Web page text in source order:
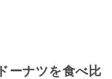
ーナツを食べ比